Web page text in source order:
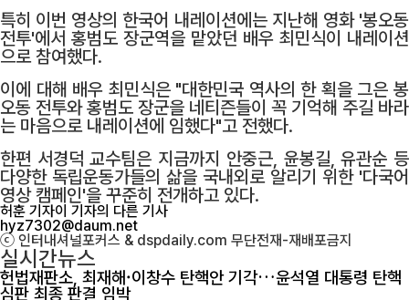
특히 이번 영상의 한국어 내레이션에는 지난해 영화 '봉오동
전투'에서 홍범도 장군역을 맡았던 배우 최민식이 내레이션
으로 참여했다.
이에 대해 배우 최민식은 "대한민국 역사의 한 획을 그은 봉
오동 전투와 홍범도 장군을 네티즌들이 꼭 기억해 주길 바라
는 마음으로 내레이션에 임했다"고 전했다.
한편 서경덕 교수팀은 지금까지 안중근, 윤봉길, 유관순 등
다양한 독립운동가들의 삶을 국내외로 알리기 위한 '다국어
영상 캠페인'을 꾸준히 전개하고 있다.
허훈 기자이 기자의 다른 기사
hyz7302@daum.net
ⓒ 인터내셔널포커스 & dspdaily.com 무단전재-재배포금지
실시간뉴스
헌법재판소, 최재해·이창수 탄핵안 기각…윤석열 대통령 탄핵
심판 최종 판결 임박